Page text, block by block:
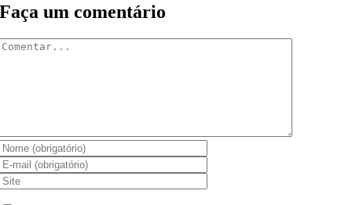
Faça um comentário